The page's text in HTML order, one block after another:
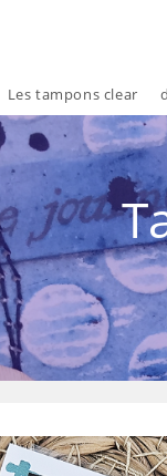
Les tampons clear